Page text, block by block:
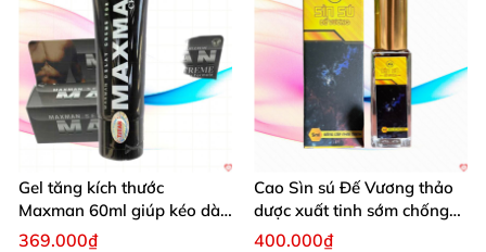
Gel tăng kích thước
Maxman 60ml giúp kéo dài
thời gian quan hệ hiệu quả
369.000₫
Cao Sìn sú Đế Vương thảo
dược xuất tinh sớm chống
hiệu quả nhất
400.000₫